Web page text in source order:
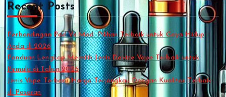
Recent Posts
Perbandingan Pod Vs Mod: Pilihan Terbaik untuk Gaya Hidup
Anda di 2026
Panduan Lengkap Memilih Jenis Device Vape Terbaik untuk
Pemula di Tahun 2026
Jenis Vape Terbaru Harga Terjangkau Dengan Kualitas Terbaik
di Pasaran